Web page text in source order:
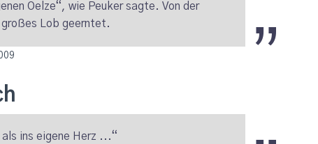
Oelze“, wie Peuker sagte. Von der
großes Lob geerntet.
ins eigene Herz ...“